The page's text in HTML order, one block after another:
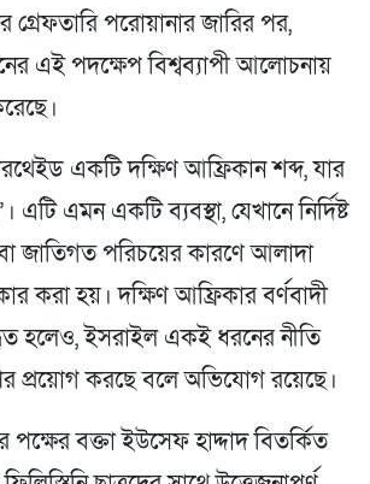
পরোয়ানার জারির পর,
এই পদক্ষেপ বিশ্বব্যাপী আলোচনায়
একটি দক্ষিণ আফ্রিকান শব্দ, যার
এটি এমন একটি ব্যবস্থা, যেখানে নির্দিষ্ট
বা জাতিগত পরিচয়ের কারণে আলাদা
করা হয়। দক্ষিণ আফ্রিকার বর্ণবাদী
হলেও, ইসরাইল একই ধরনের নীতি
প্রয়োগ করছে বলে অভিযোগ রয়েছে।
পক্ষের বক্তা ইউসেফ হাদ্দাদ বিতর্কিত